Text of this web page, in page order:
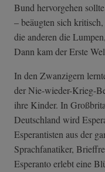
Bund hervorgehen
– beäugten sich
die anderen die
Dann kam der Erste
In den Zwanzigern
der Nie-wieder-Krieg-
ihre Kinder. In
Deutschland wird
Esperantisten aus der
Sprachfanatiker,
Esperanto erlebt eine